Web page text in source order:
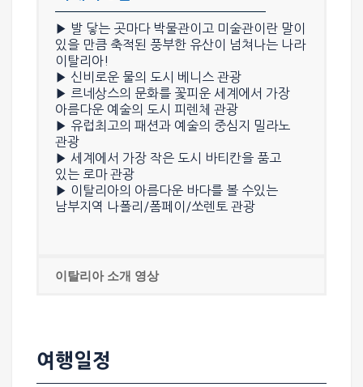
▶ 발 닿는 곳마다 박물관이고 미술관이란 말이
있을 만큼 축적된 풍부한 유산이 넘쳐나는 나라
이탈리아!
▶ 신비로운 물의 도시 베니스 관광
▶ 르네상스의 문화를 꽃피운 세계에서 가장
아름다운 예술의 도시 피렌체 관광
▶ 유럽최고의 패션과 예술의 중심지
밀라노
관광
▶ 세계에서 가장 작은 도시 바티칸을 품고
있는 로마관광
▶ 이탈리아의 아름다운 바다를 볼 수있는
남부지역 나폴리/폼페이/쏘렌토 관광
이탈리아 소개 영상
여행일정